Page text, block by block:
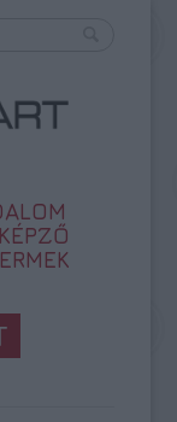
KÉPZŐ